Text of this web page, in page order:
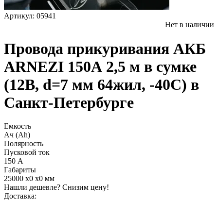
Артикул: 05941
Нет в наличии
Провода прикуривания АКБ
ARNEZI 150А 2,5 м в сумке
(12В, d=7 мм 64жил, -40С) в
Санкт-Петербурге
Емкость
Ач (Ah)
Полярность
Пусковой ток
150 А
Габариты
25000 x0 x0 мм
Нашли дешевле? Снизим цену!
Доставка: